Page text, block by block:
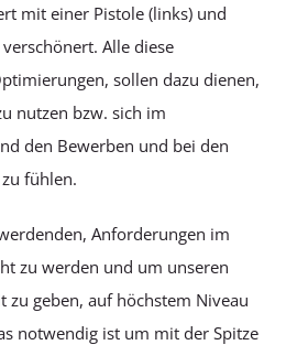
mit einer Pistole (links) und
Alle diese
sollen dazu dienen,
nutzen bzw. sich im
den Bewerben und bei den
fühlen.
Anforderungen im
zu werden und um unseren
zu geben, auf höchstem Niveau
notwendig ist um mit der Spitze